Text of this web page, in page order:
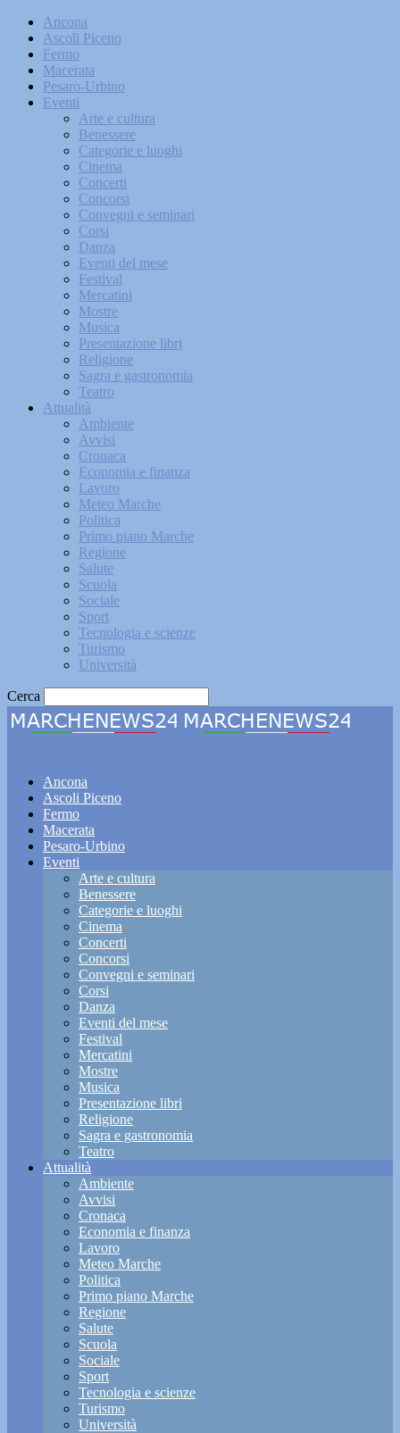
Ancona
Ascoli Piceno
Fermo
Macerata
Pesaro-Urbino
Eventi
Arte e cultura
Benessere
Categorie e luoghi
Cinema
Concerti
Concorsi
Convegni e seminari
Corsi
Danza
Eventi del mese
Festival
Mercatini
Mostre
Musica
Presentazione libri
Religione
Sagra e gastronomia
Teatro
Attualità
Ambiente
Avvisi
Cronaca
Economia e finanza
Lavoro
Meteo Marche
Politica
Primo piano Marche
Regione
Salute
Scuola
Sociale
Sport
Tecnologia e scienze
Turismo
Università
Cerca
Ancona
Ascoli Piceno
Fermo
Macerata
Pesaro-Urbino
Eventi
Arte e cultura
Benessere
Categorie e luoghi
Cinema
Concerti
Concorsi
Convegni e seminari
Corsi
Danza
Eventi del mese
Festival
Mercatini
Mostre
Musica
Presentazione libri
Religione
Sagra e gastronomia
Teatro
Attualità
Ambiente
Avvisi
Cronaca
Economia e finanza
Lavoro
Meteo Marche
Politica
Primo piano Marche
Regione
Salute
Scuola
Sociale
Sport
Tecnologia e scienze
Turismo
Università